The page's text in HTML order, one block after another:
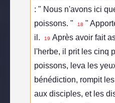
: " Nous n'avons ici
poissons. "
18 "
il.
19 Après avoir fait
l'herbe, il prit les cinq
poissons, leva les
bénédiction, rompit
aux disciples, et les